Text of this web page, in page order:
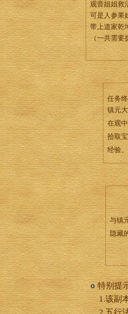
观音姐姐救
可是人参果
带上道家乾
（一共需要
任务
镇元
在观
拾取
经验
与镇
隐藏
特别提
1.该副本